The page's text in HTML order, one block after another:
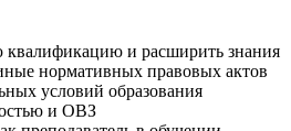
и расширить знания
нормативных правовых актов
условий образования
и ОВЗ